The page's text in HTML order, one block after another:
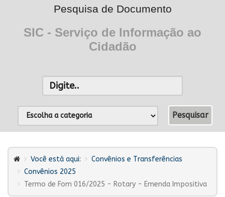
Pesquisa de Documento
SIC - Serviço de Informação ao
Cidadão
Você está aqui:
Convênios e Transferências
Convênios 2025
Termo de Fom 016/2025 - Rotary - Emenda Impositiva